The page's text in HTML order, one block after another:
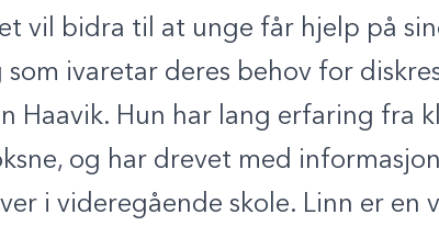
vil bidra til at unge får hjelp på
som ivaretar deres behov for
Haavik. Hun har lang erfaring fra
og har drevet med
i videregående skole. Linn er en